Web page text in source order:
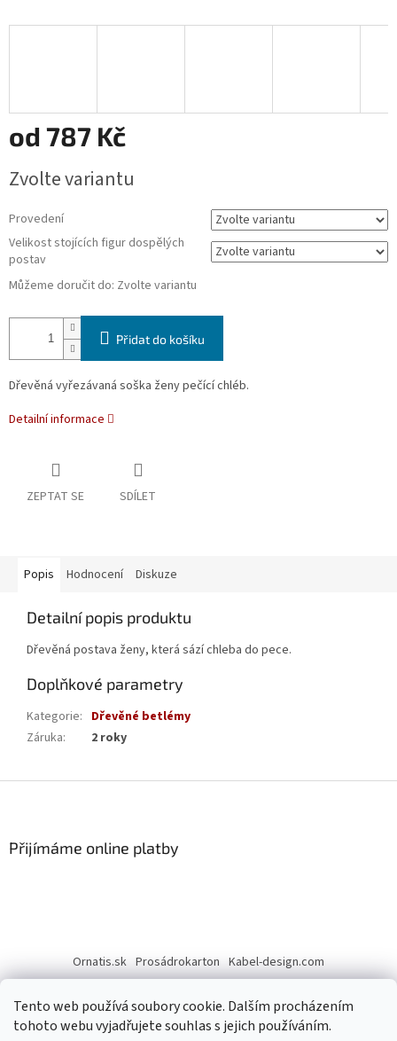
Tento web používá soubory cookie. Dalším procházením
tohoto webu vyjadřujete souhlas s jejich používáním.
od 787 Kč
cena:
Zvolte variantu
Provedení
Velikost stojících figur dospělých
postav
Můžeme doručit do: Zvolte variantu
Přidat do košíku
Dřevěná vyřezávaná soška ženy pečící chléb.
Detailní informace
ZEPTAT SE SDÍLET
Popis Hodnocení Diskuze
Detailní popis produktu
Dřevěná postava ženy, která sází chleba do pece.
Doplňkové parametry
Kategorie: Dřevěné betlémy
Záruka: 2 roky
Přijímáme online platby
Ornatis.sk Prosádrokarton Kabel-design.com